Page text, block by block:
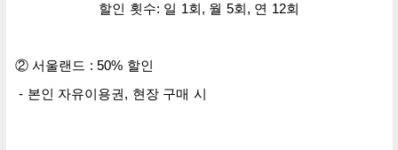
할인 횟수: 일 1회, 월 5회, 연 12회
② 서울랜드 : 50% 할인
- 본인 자유이용권, 현장 구매 시